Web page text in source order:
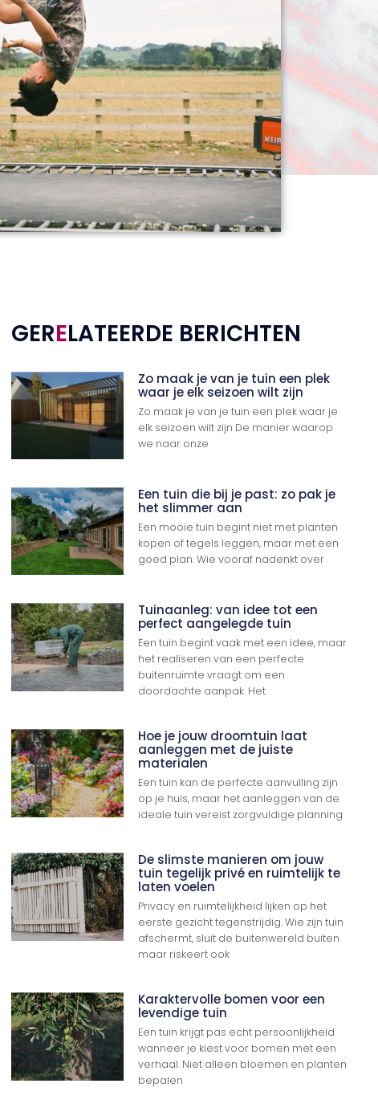
GERELATEERDE BERICHTEN
Zo maak je van je tuin een plek
waar je elk seizoen wilt zijn
Zo maak je van je tuin een plek waar je
elk seizoen wilt zijn De manier waarop
we naar onze
Een tuin die bij je past: zo pak je
het slimmer aan
Een mooie tuin begint niet met planten
kopen of tegels leggen, maar met een
goed plan. Wie vooraf nadenkt over
Tuinaanleg: van idee tot een
perfect aangelegde tuin
Een tuin begint vaak met een idee, maar
het realiseren van een perfecte
buitenruimte vraagt om een
doordachte aanpak. Het
Hoe je jouw droomtuin laat
aanleggen met de juiste
materialen
Een tuin kan de perfecte aanvulling zijn
op je huis, maar het aanleggen van de
ideale tuin vereist zorgvuldige planning
De slimste manieren om jouw
tuin tegelijk privé en ruimtelijk te
laten voelen
Privacy en ruimtelijkheid lijken op het
eerste gezicht tegenstrijdig. Wie zijn tuin
afschermt, sluit de buitenwereld buiten
maar riskeert ook
Karaktervolle bomen voor een
levendige tuin
Een tuin krijgt pas echt persoonlijkheid
wanneer je kiest voor bomen met een
verhaal. Niet alleen bloemen en planten
bepalen